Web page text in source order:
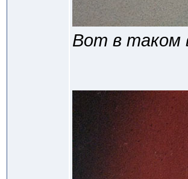
Вот в таком